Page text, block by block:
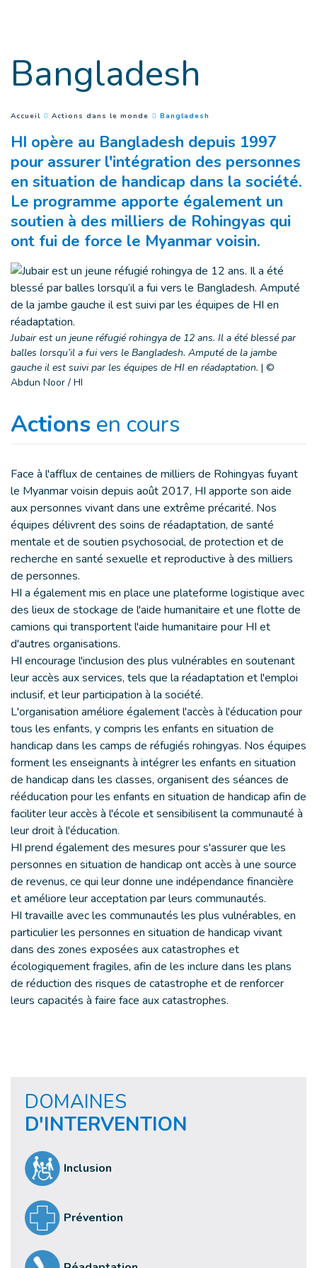
Bangladesh
You are here :
Accueil Actions dans le monde Bangladesh
HI opère au Bangladesh depuis 1997
pour assurer l'intégration des personnes
en situation de handicap dans la société.
Le programme apporte également un
soutien à des milliers de Rohingyas qui
ont fui de force le Myanmar voisin.
Jubair est un jeune réfugié rohingya de 12 ans. Il a été blessé par
balles lorsqu’il a fui vers le Bangladesh. Amputé de la jambe
gauche il est suivi par les équipes de HI en réadaptation. | ©
Abdun Noor / HI
Actions en cours
Face à l'afflux de centaines de milliers de Rohingyas fuyant
le Myanmar voisin depuis août 2017, HI apporte son aide
aux personnes vivant dans une extrême précarité. Nos
équipes délivrent des soins de réadaptation, de santé
mentale et de soutien psychosocial, de protection et de
recherche en santé sexuelle et reproductive à des milliers
de personnes.
HI a également mis en place une plateforme logistique avec
des lieux de stockage de l'aide humanitaire et une flotte de
camions qui transportent l'aide humanitaire pour HI et
d'autres organisations.
HI encourage l'inclusion des plus vulnérables en soutenant
leur accès aux services, tels que la réadaptation et l'emploi
inclusif, et leur participation à la société.
L'organisation améliore également l'accès à l'éducation pour
tous les enfants, y compris les enfants en situation de
handicap dans les camps de réfugiés rohingyas. Nos équipes
forment les enseignants à intégrer les enfants en situation
de handicap dans les classes, organisent des séances de
rééducation pour les enfants en situation de handicap afin de
faciliter leur accès à l'école et sensibilisent la communauté à
leur droit à l'éducation.
HI prend également des mesures pour s'assurer que les
personnes en situation de handicap ont accès à une source
de revenus, ce qui leur donne une indépendance financière
et améliore leur acceptation par leurs communautés.
HI travaille avec les communautés les plus vulnérables, en
particulier les personnes en situation de handicap vivant
dans des zones exposées aux catastrophes et
écologiquement fragiles, afin de les inclure dans les plans
de réduction des risques de catastrophe et de renforcer
leurs capacités à faire face aux catastrophes.
DOMAINES
D'INTERVENTION
Inclusion
Prévention